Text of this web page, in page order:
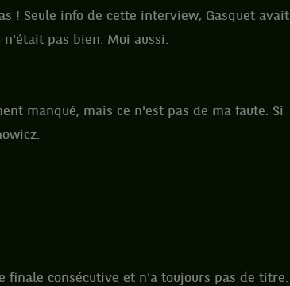
! Seule info de cette interview, Gasquet avait
pas bien. Moi aussi.
manqué, mais ce n'est pas de ma faute. Si
finale consécutive et n'a toujours pas de titre.